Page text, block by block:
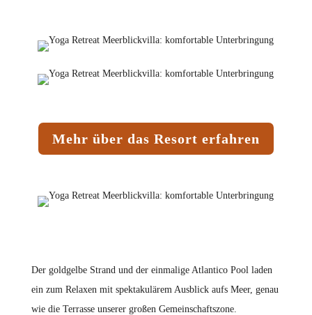
Der goldgelbe Strand und der einmalige Atlantico Pool laden
ein zum Relaxen mit spektakulärem Ausblick aufs Meer, genau
wie die Terrasse unserer großen Gemeinschaftszone.
Mehr über das Resort erfahren